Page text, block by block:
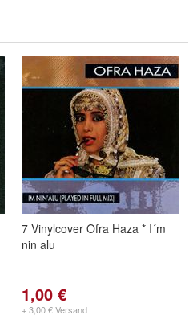
7 Vinylcover Ofra Haza * I´m
nin alu
1,00 €
+ 3,00 € Versand